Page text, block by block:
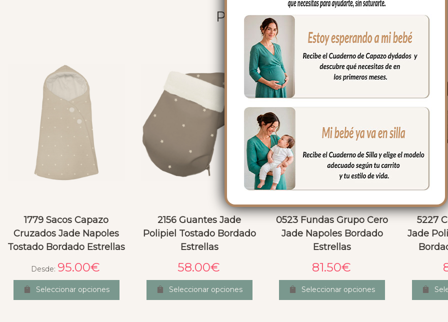
PRODUCTOS RELACIONADOS
1779 Sacos Capazo
Cruzados Jade Napoles
Tostado Bordado Estrellas
Desde: 95.00€
Seleccionar opciones
2156 Guantes Jade
Polipiel Tostado Bordado
Estrellas
58.00€
Seleccionar opciones
0523 Fundas Grupo Cero
Jade Napoles Bordado
Estrellas
81.50€
Seleccionar opciones
5227
Jade